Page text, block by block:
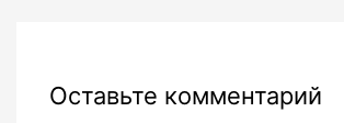
Оставьте комментарий